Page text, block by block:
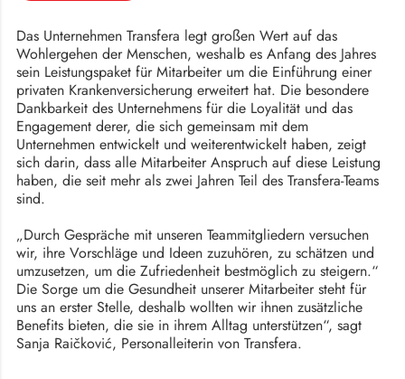
Das Unternehmen Transfera legt großen Wert auf das
Wohlergehen der Menschen, weshalb es Anfang des Jahres
sein Leistungspaket für Mitarbeiter um die Einführung einer
privaten Krankenversicherung erweitert hat. Die besondere
Dankbarkeit des Unternehmens für die Loyalität und das
Engagement derer, die sich gemeinsam mit dem
Unternehmen entwickelt und weiterentwickelt haben, zeigt
sich darin, dass alle Mitarbeiter Anspruch auf diese Leistung
haben, die seit mehr als zwei Jahren Teil des Transfera-Teams
sind.
„Durch Gespräche mit unseren Teammitgliedern versuchen
wir, ihre Vorschläge und Ideen zuzuhören, zu schätzen und
umzusetzen, um die Zufriedenheit bestmöglich zu steigern.“
Die Sorge um die Gesundheit unserer Mitarbeiter steht für
uns an erster Stelle, deshalb wollten wir ihnen zusätzliche
Benefits bieten, die sie in ihrem Alltag unterstützen“, sagt
Sanja Raičković, Personalleiterin von Transfera.